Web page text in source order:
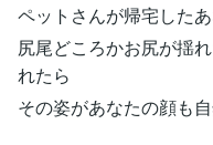
ペットさんが帰宅したあ
尻尾どころかお尻が揺
れたら
その姿があなたの顔も